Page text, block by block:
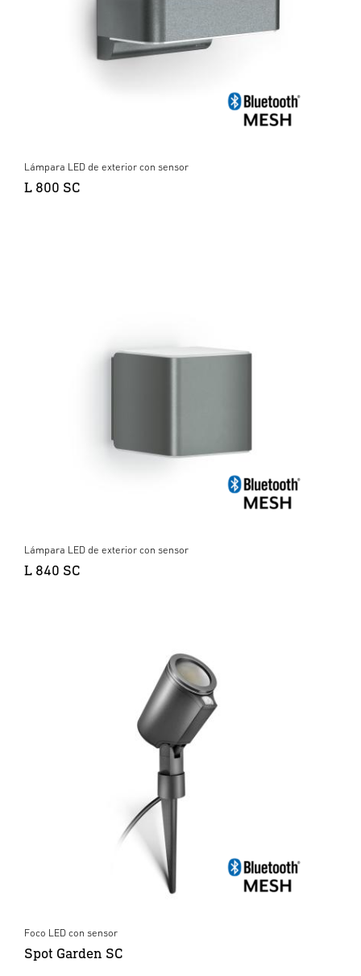
Lámpara LED de exterior con sensor
L 800 SC
Lámpara LED de exterior con sensor
L 840 SC
Foco LED con sensor
Spot Garden SC